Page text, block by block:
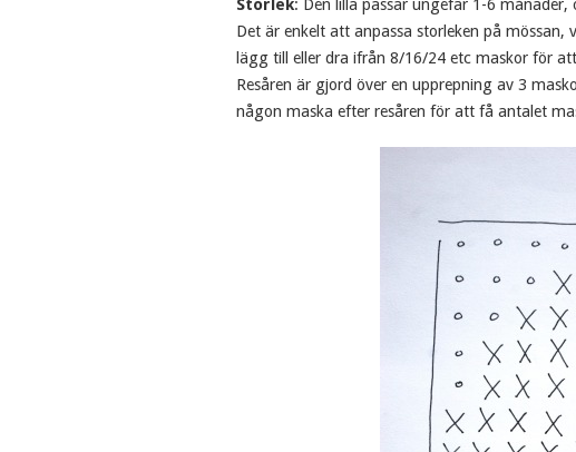
Storlek: Den lilla passar ungefär 1-6 månader,
Det är enkelt att anpassa storleken på
lägg till eller dra ifrån 8/16/24 etc maskor för
Resåren är gjord över en upprepning av 3
någon maska efter resåren för att få antalet